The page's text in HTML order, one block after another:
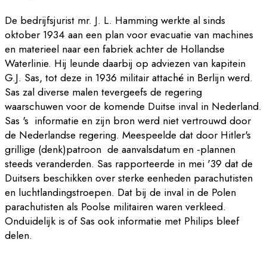
De bedrijfsjurist mr. J. L. Hamming werkte al sinds
oktober 1934 aan een plan voor evacuatie van machines
en materieel naar een fabriek achter de Hollandse
Waterlinie. Hij leunde daarbij op adviezen van kapitein
G.J. Sas, tot deze in 1936 militair attaché in Berlijn werd.
Sas zal diverse malen tevergeefs de regering
waarschuwen voor de komende Duitse inval in Nederland.
Sas 's informatie en zijn bron werd niet vertrouwd door
de Nederlandse regering. Meespeelde dat door Hitler's
grillige (denk)patroon de aanvalsdatum en -plannen
steeds veranderden. Sas rapporteerde in mei '39 dat de
Duitsers beschikken over sterke eenheden parachutisten
en luchtlandingstroepen. Dat bij de inval in de Polen
parachutisten als Poolse militairen waren verkleed.
Onduidelijk is of Sas ook informatie met Philips bleef
delen.